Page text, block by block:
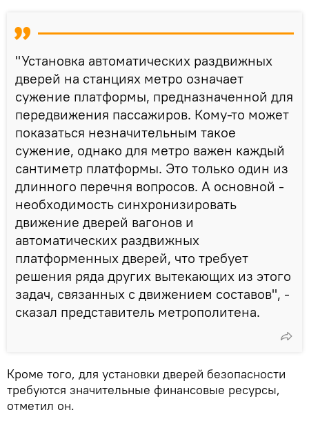
"Установка автоматических раздвижных
дверей на станциях метро означает
сужение платформы, предназначенной для
передвижения пассажиров. Кому-то может
показаться незначительным такое
сужение, однако для метро важен каждый
сантиметр платформы. Это только один из
длинного перечня вопросов. А основной -
необходимость синхронизировать
движение дверей вагонов и
автоматических раздвижных
платформенных дверей, что требует
решения ряда других вытекающих из этого
задач, связанных с движением составов", -
сказал представитель метрополитена.
Кроме того, для установки дверей безопасности
требуются значительные финансовые ресурсы,
отметил он.